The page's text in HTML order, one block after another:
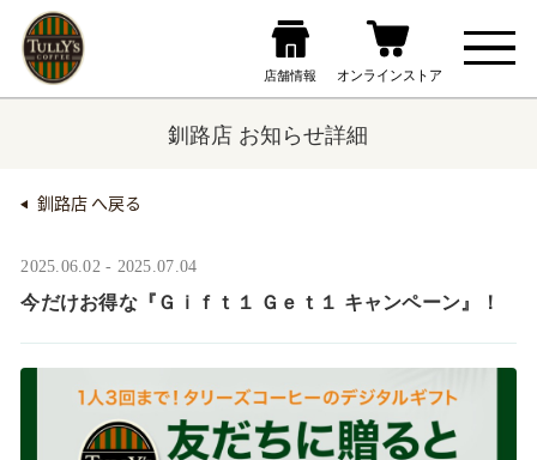
釧路店 お知らせ詳細
釧路店 へ戻る
2025.06.02 - 2025.07.04
今だけお得な『Ｇｉｆｔ１ Ｇｅｔ１ キャンペーン』！